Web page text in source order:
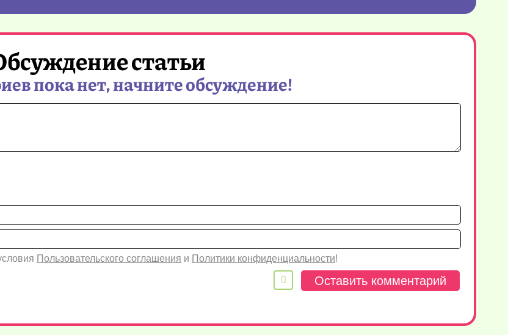
статьи
пока нет, начните обсуждение!
Имя*
Email
Пользовательского соглашения и Политики конфиденциальности!